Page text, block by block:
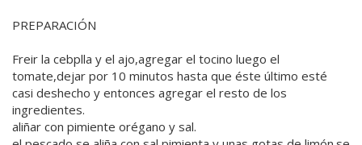
PREPARACIÓN
Freir la cebplla y el ajo,agregar el tocino luego el
tomate,dejar por 10 minutos hasta que éste último esté
casi deshecho y entonces agregar el resto de los
ingredientes.
aliñar con pimiente orégano y sal.